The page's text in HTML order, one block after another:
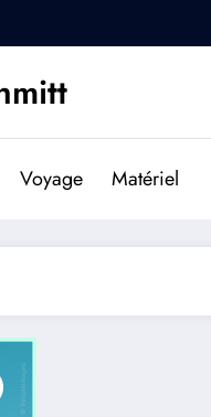
Voyage Matériel